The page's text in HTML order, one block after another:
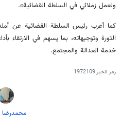
ولعمل زملائي في السلطة القضائية».
كما أعرب رئيس السلطة القضائية عن
الثورة وتوجيهاته، بما يسهم في الارتقاء
خدمة العدالة والمجتمع.
رمز الخبر1972109
محمدرضا